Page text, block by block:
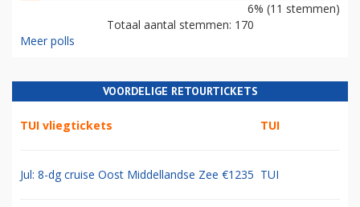
6% (11 stemmen)
Totaal aantal stemmen: 170
Meer polls
VOORDELIGE RETOURTICKETS
TUI vliegtickets TUI
Jul: 8-dg cruise Oost Middellandse Zee €1235 TUI